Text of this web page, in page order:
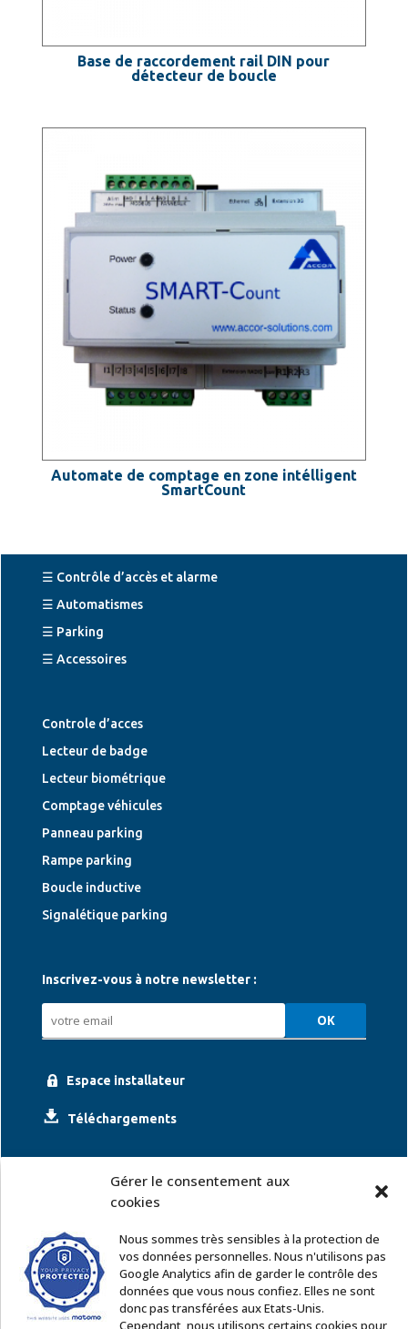
Gérer le consentement aux
cookies
Nous sommes très sensibles à la protection de
vos données personnelles. Nous n'utilisons pas
Google Analytics afin de garder le contrôle des
données que vous nous confiez. Elles ne sont
donc pas transférées aux Etats-Unis.
Cependant, nous utilisons certains cookies pour
Base de raccordement rail DIN pour
détecteur de boucle
Automate de comptage en zone intélligent
SmartCount
☰ Contrôle d’accès et alarme
☰ Automatismes
☰ Parking
☰ Accessoires
Controle d’acces
Lecteur de badge
Lecteur biométrique
Comptage véhicules
Panneau parking
Rampe parking
Boucle inductive
Signalétique parking
Inscrivez-vous à notre newsletter :
Espace installateur
Téléchargements
ACCOR SOLUTIONS
2 rue Léonard de Vinci – 91220 Le Plessis Pâté
Tél. : 01 60 85 64 62